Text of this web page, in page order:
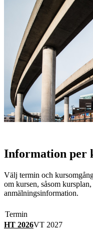
Information per
Välj termin och
om kursen, såsom
anmälningsinformation.
Termin
HT 2026VT 2027